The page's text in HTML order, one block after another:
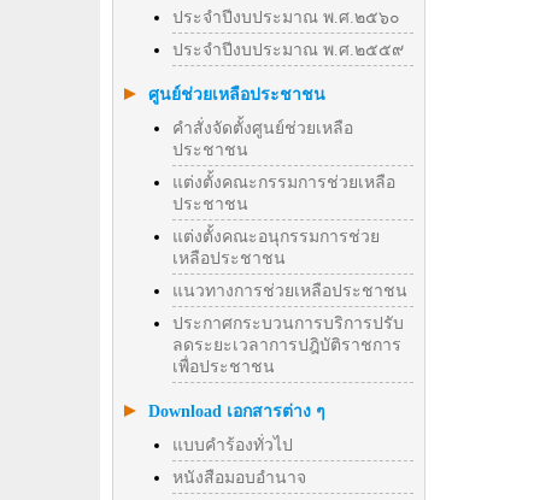
ประจำปีงบประมาณ พ.ศ.๒๕๖๐
ประจำปีงบประมาณ พ.ศ.๒๕๕๙
ศูนย์ช่วยเหลือประชาชน
คำสั่งจัดตั้งศูนย์ช่วยเหลือ
ประชาชน
แต่งตั้งคณะกรรมการช่วยเหลือ
ประชาชน
แต่งตั้งคณะอนุกรรมการช่วย
เหลือประชาชน
แนวทางการช่วยเหลือประชาชน
ประกาศกระบวนการบริการปรับ
ลดระยะเวลาการปฎิบัติราชการ
เพื่อประชาชน
Download เอกสารต่าง ๆ
แบบคำร้องทั่วไป
หนังสือมอบอำนาจ